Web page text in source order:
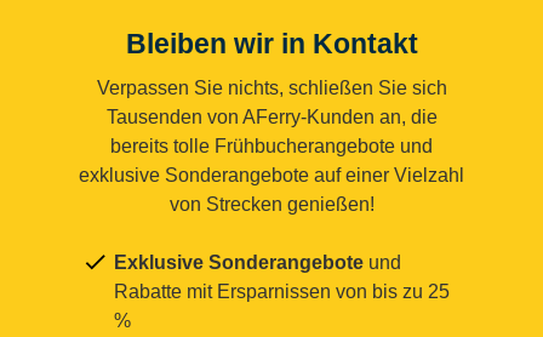
Bleiben wir in Kontakt
Verpassen Sie nichts, schließen Sie sich
Tausenden von AFerry-Kunden an, die
bereits tolle Frühbucherangebote und
exklusive Sonderangebote auf einer Vielzahl
von Strecken genießen!
Exklusive Sonderangebote und
Rabatte mit Ersparnissen von bis zu 25
%